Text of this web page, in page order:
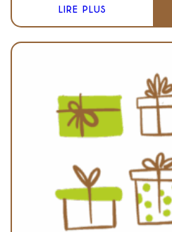
LIRE PLUS